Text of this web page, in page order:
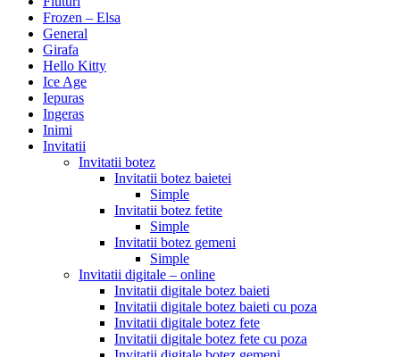
Frozen – Elsa
General
Girafa
Hello Kitty
Ice Age
Iepuras
Ingeras
Inimi
Invitatii
Invitatii botez
Invitatii botez baietei
Simple
Invitatii botez fetite
Simple
Invitatii botez gemeni
Simple
Invitatii digitale – online
Invitatii digitale botez baieti
Invitatii digitale botez baieti cu poza
Invitatii digitale botez fete
Invitatii digitale botez fete cu poza